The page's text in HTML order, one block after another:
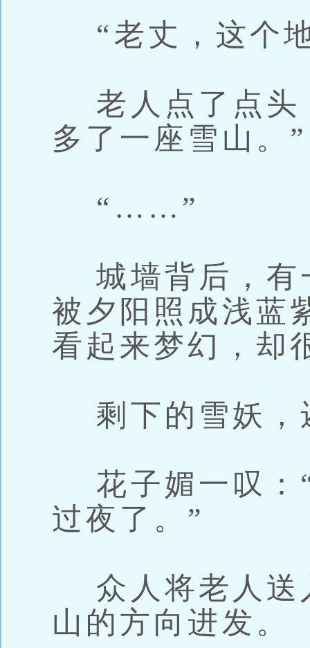
“老丈，这个
老人点了点头
多了一座雪山。”
“……”
城墙背后，有
被夕阳照成浅蓝
看起来梦幻，却
剩下的雪妖，
花子媚一叹：
过夜了。”
众人将老人送
山的方向进发。